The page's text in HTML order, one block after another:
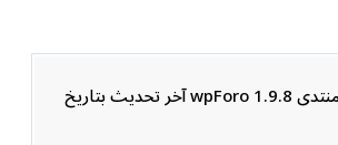
إضافة منتدى wpForo 1.9.8 آخر تحديث بتاريخ